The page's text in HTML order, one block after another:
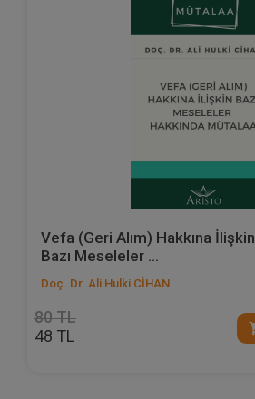
Vefa (Geri Alım) Hakkına İlişkin
Bazı Meseleler ...
Doç. Dr. Ali Hulki CİHAN
80 TL
48 TL